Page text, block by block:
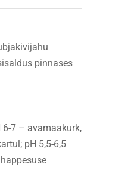
pinnases
7 – avamaakurk,
pH 5,5-6,5